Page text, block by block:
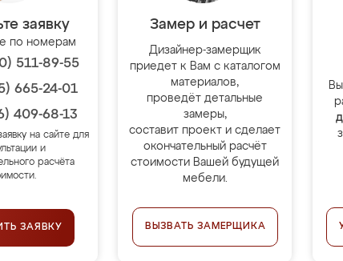
заявку
по номерам
511-89-55
665-24-01
409-68-13
на сайте для
и
расчёта
ЗАЯВКУ
Замер и расчет
Дизайнер-замерщик
приедет к Вам с каталогом
материалов,
проведёт детальные
замеры,
составит проект и сделает
окончательный расчёт
стоимости Вашей будущей
мебели.
ВЫЗВАТЬ ЗАМЕРЩИКА